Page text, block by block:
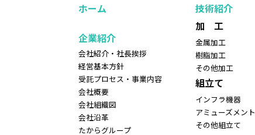
ホーム
企業紹介
会社紹介・社長挨拶
経営基本方針
受託プロセス・事業内容
会社概要
会社組織図
会社沿革
たからグループ
技術紹介
加 工
金属加工
樹脂加工
その他加工
組立て
インフラ機器
アミューズメント
その他組立て